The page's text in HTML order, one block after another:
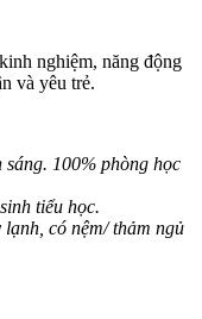
nghiệm, năng động
và yêu trẻ.
100% phòng học
tiểu học.
có nệm/ thảm ngủ